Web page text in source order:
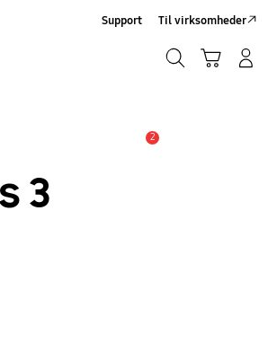
Support Til virksomheder
2
3